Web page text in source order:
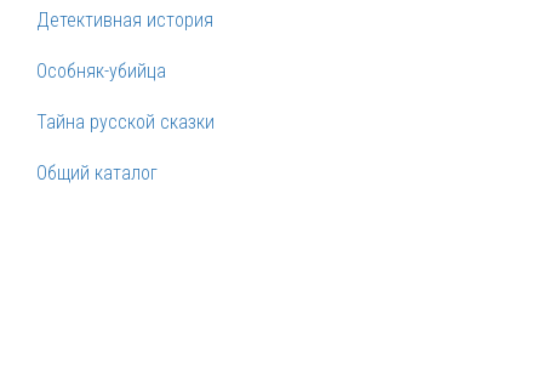
Детективная история
Особняк-убийца
Тайна русской сказки
Общий каталог